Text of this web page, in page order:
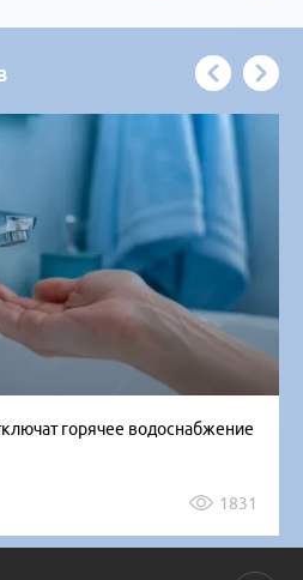
горячее водоснабжение
1831